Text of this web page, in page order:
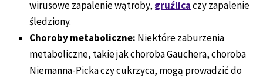
wirusowe zapalenie wątroby, gruźlicaczy zapalenie
śledziony.
Choroby metaboliczne: Niektóre zaburzenia
metaboliczne, takie jak choroba Gauchera, choroba
Niemanna-Picka czy cukrzyca, mogą prowadzić do